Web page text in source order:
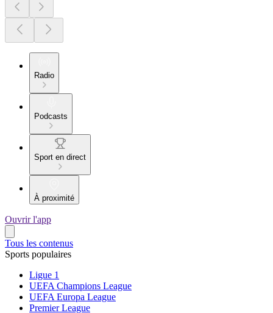
Radio
Podcasts
Sport en direct
À proximité
Ouvrir l'app
Tous les contenus
Sports populaires
Ligue 1
UEFA Champions League
UEFA Europa League
Premier League